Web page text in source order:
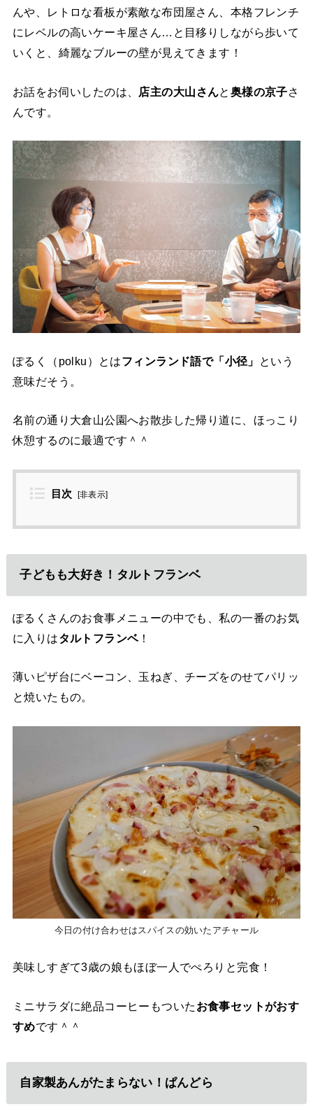
んや、レトロな看板が素敵な布団屋さん、本格フレンチ
にレベルの高いケーキ屋さん…と目移りしながら歩いて
いくと、綺麗なブルーの壁が見えてきます！
お話をお伺いしたのは、 店主の大山さん と 奥様の京子さ
んです。
ぽるく（polku）とはフィンランド語で「小径」
という
意味だそう。
名前の通り大倉山公園へお散歩した帰り道に、ほっこり
休憩するのに最適です＾＾
目次 [非表示]
子どもも大好き！タルトフランベ
ぽるくさんのお食事メニューの中でも、私の一番のお気
に入りはタルトフランベ！
薄いピザ台にベーコン、玉ねぎ、チーズをのせてパリッ
と焼いたもの。
今日の付け合わせはスパイスの効いたアチャール
美味しすぎて3歳の娘もほぼ一人でぺろりと完食！
ミニサラダに絶品コーヒーもついた お食事セットがおす
すめです＾＾
自家製あんがたまらない！ぱんどら